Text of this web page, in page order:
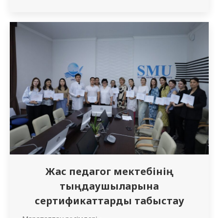
қызметкерлерді құттықтап лебіздерін білдірді.
Биылғы шараның ерекшелігі – лагерь
ішінде бірнеше алаңдар ұйымдастырылды:
ойын аймағы, караоке аймағы, балалар
аймағы, үстелдік…
Жас педагог мектебінің
тыңдаушыларына
сертификаттарды табыстау